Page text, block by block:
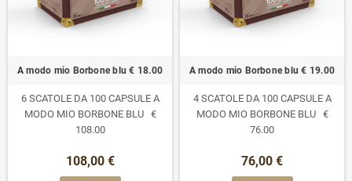
A modo mio Borbone blu € 18.00
6 SCATOLE DA 100 CAPSULE A
MODO MIO BORBONE BLU €
108.00
108,00 €
A modo mio Borbone blu € 19.00
4 SCATOLE DA 100 CAPSULE A
MODO MIO BORBONE BLU €
76.00
76,00 €